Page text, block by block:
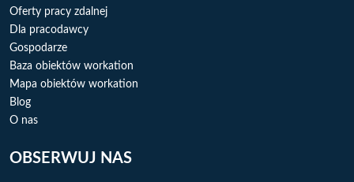
Oferty pracy zdalnej
Dla pracodawcy
Gospodarze
Baza obiektów workation
Mapa obiektów workation
Blog
O nas
OBSERWUJ NAS